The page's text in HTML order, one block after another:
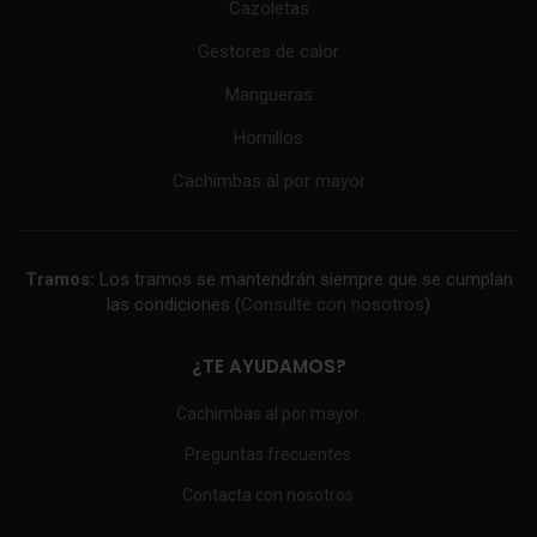
Cazoletas
Gestores de calor
Mangueras
Hornillos
Cachimbas al por mayor
Tramos: Los tramos se mantendrán siempre que se cumplan
las condiciones (Consulte con nosotros)
¿TE AYUDAMOS?
Cachimbas al por mayor
Preguntas frecuentes
Contacta con nosotros